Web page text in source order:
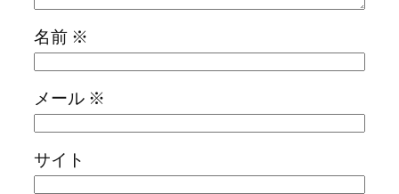
名前 ※
メール ※
サイト